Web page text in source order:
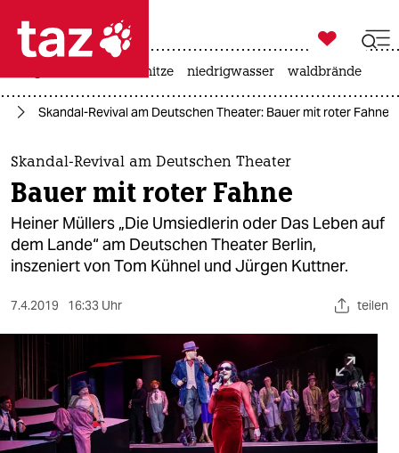
 taz zahl ich
taz zahl ich
themen
politik
öko
sport
berlin
nord

taz zahl ich
hitze niedrigwasser waldbrände
Skandal-Revival am Deutschen Theater: Bauer mit roter Fahne
Skandal-Revival am Deutschen Theater
Bauer mit roter Fahne
Heiner Müllers „Die Umsiedlerin oder Das Leben auf
dem Lande“ am Deutschen Theater Berlin,
inszeniert von Tom Kühnel und Jürgen Kuttner.
7.4.2019 16:33 Uhr teilen